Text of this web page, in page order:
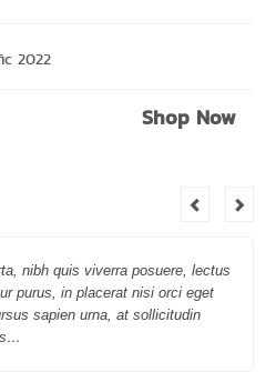
2022
Shop Now
nibh quis viverra posuere, lectus
purus, in placerat nisi orci eget
sapien urna, at sollicitudin